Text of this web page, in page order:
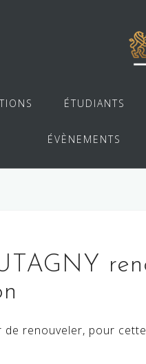
ÉTUDIANTS
ÉVÈNEMENTS
de renouveler, pour